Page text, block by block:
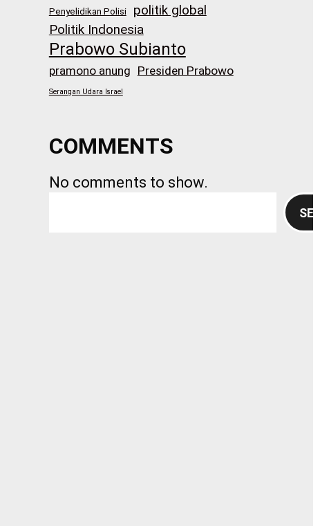
Penyelidikan Polisi
politik global
Politik Indonesia
Prabowo Subianto
pramono anung Presiden Prabowo
Serangan Udara Israel
COMMENTS
No comments to show.